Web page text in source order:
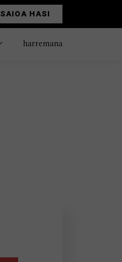
SAIOA HASI
harremana